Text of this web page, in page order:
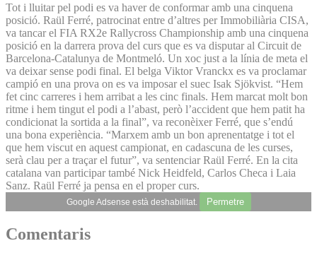
Tot i lluitar pel podi es va haver de conformar amb una cinquena
posició. Raül Ferré, patrocinat entre d’altres per Immobiliària CISA,
va tancar el FIA RX2e Rallycross Championship amb una cinquena
posició en la darrera prova del curs que es va disputar al Circuit de
Barcelona-Catalunya de Montmeló. Un xoc just a la línia de meta el
va deixar sense podi final. El belga Viktor Vranckx es va proclamar
campió en una prova on es va imposar el suec Isak Sjökvist. “Hem
fet cinc carreres i hem arribat a les cinc finals. Hem marcat molt bon
ritme i hem tingut el podi a l’abast, però l’accident que hem patit ha
condicionat la sortida a la final”, va reconèixer Ferré, que s’endú
una bona experiència. “Marxem amb un bon aprenentatge i tot el
que hem viscut en aquest campionat, en cadascuna de les curses,
serà clau per a traçar el futur”, va sentenciar Raül Ferré. En la cita
catalana van participar també Nick Heidfeld, Carlos Checa i Laia
Sanz. Raül Ferré ja pensa en el proper curs.
Google Adsense està deshabilitat. Permetre
Comentaris